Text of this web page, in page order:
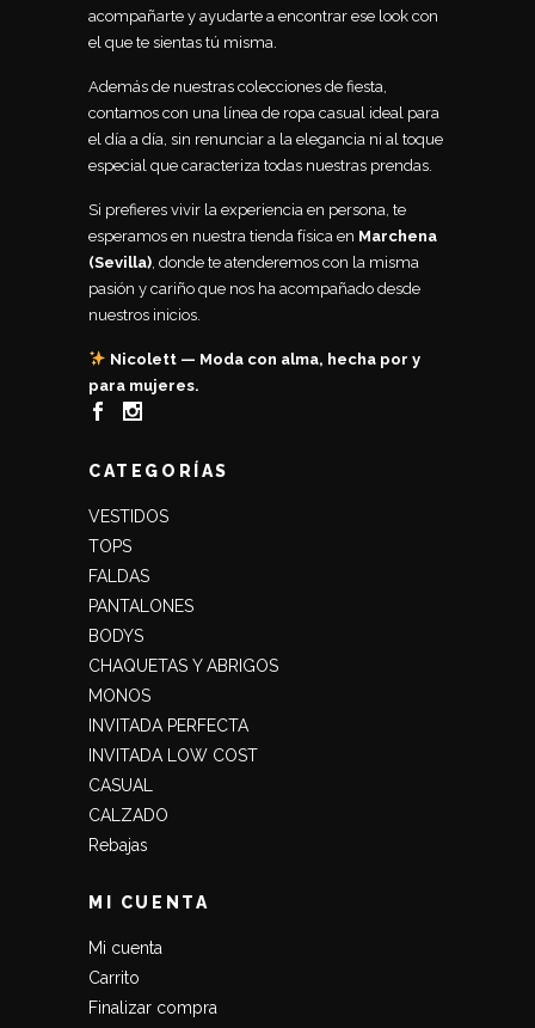
acompañarte y ayudarte a encontrar ese look con
el que te sientas tú misma.
Además de nuestras colecciones de fiesta,
contamos con una línea de ropa casual ideal para
el día a día, sin renunciar a la elegancia ni al toque
especial que caracteriza todas nuestras prendas.
Si prefieres vivir la experiencia en persona, te
esperamos en nuestra tienda física en Marchena
(Sevilla) , donde te atenderemos con la misma
pasión y cariño que nos ha acompañado desde
nuestros inicios.
Nicolett — Moda con alma, hecha por y
para mujeres.
CATEGORÍAS
VESTIDOS
TOPS
FALDAS
PANTALONES
BODYS
CHAQUETAS Y ABRIGOS
MONOS
INVITADA PERFECTA
INVITADA LOW COST
CASUAL
CALZADO
Rebajas
MI CUENTA
Mi cuenta
Carrito
Finalizar compra